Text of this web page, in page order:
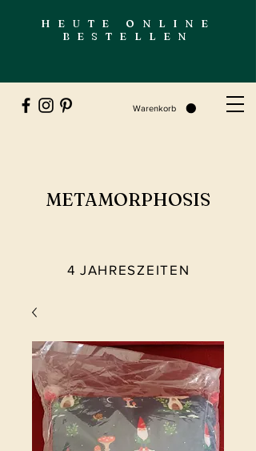
HEUTE ONLINE
BESTELLEN
Warenkorb
METAMORPHOSIS
4 JAHRESZEITEN